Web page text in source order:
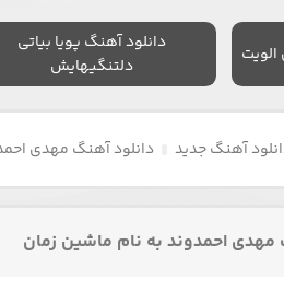
دانلود آهنگ پویا بیاتی
دلتنگیهایش
آهنگ جدید دانلود آهنگ مهدی
مهدی احمدوند به نام ماشین زمان